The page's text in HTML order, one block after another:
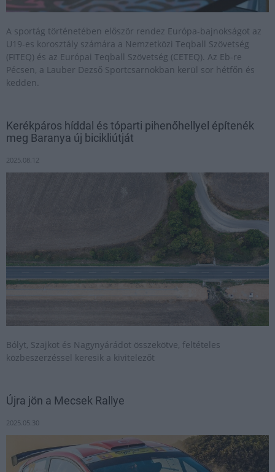
A sportág történetében először rendez Európa-bajnokságot az
U19-es korosztály számára a Nemzetközi Teqball Szövetség
(FITEQ) és az Európai Teqball Szövetség (CETEQ). Az Eb-re
Pécsen, a Lauber Dezső Sportcsarnokban kerül sor hétfőn és
kedden.
Kerékpáros híddal és tóparti pihenőhellyel építenék
meg Baranya új bicikliútját
2025.08.12
Bólyt, Szajkot és Nagynyárádot összekötve, feltételes
közbeszerzéssel keresik a kivitelezőt
Újra jön a Mecsek Rallye
2025.05.30